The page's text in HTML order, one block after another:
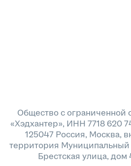
Общество с ограниченной
«Хэдхантер», ИНН 7718 620
125047 Россия, Москва,
территория Муниципальный
Брестская улица,